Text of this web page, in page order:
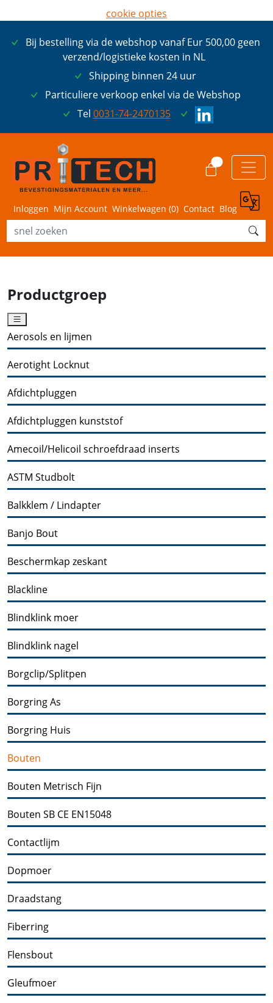
Bij bestelling via de webshop vanaf Eur 500,00 geen
verzend/logistieke kosten in NL
Shipping binnen 24 uur
Particuliere verkoop enkel via de Webshop
Tel 0031-74-2470135
Inloggen Mijn Account Winkelwagen (0) Contact Blog
Productgroep
Aerosols en lijmen
Aerotight Locknut
Afdichtpluggen
Afdichtpluggen kunststof
Amecoil/Helicoil schroefdraad inserts
ASTM Studbolt
Balkklem / Lindapter
Banjo Bout
Beschermkap zeskant
Blackline
Blindklink moer
Blindklink nagel
Borgclip/Splitpen
Borgring As
Borgring Huis
Bouten
Bouten Metrisch Fijn
Bouten SB CE EN15048
Contactlijm
Dopmoer
Draadstang
Fiberring
Flensbout
Gleufmoer
cookie opties
ik ga akkoord met cookies